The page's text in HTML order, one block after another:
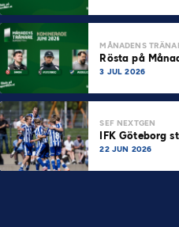
MÅNADENS
Rösta på
3 JUL 2026
SEF NEXTGEN
IFK Göteborg
22 JUN 2026